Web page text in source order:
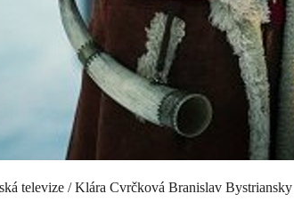
televize / Klára Cvrčková Branislav Bystriansky